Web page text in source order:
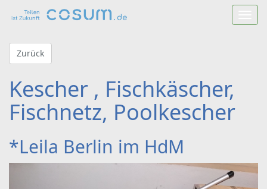
Zurück
Kescher , Fischkäscher,
Fischnetz, Poolkescher
*Leila Berlin im HdM